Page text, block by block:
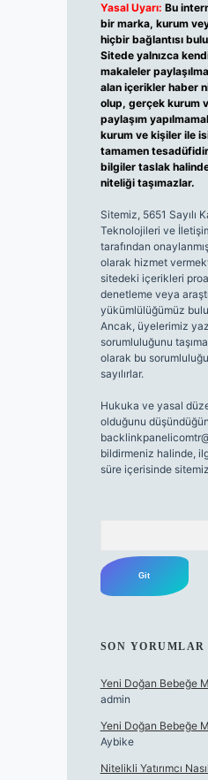
Yasal Uyarı: Bu
bir marka, kurum
hiçbir bağlantısı
Sitede yalnızca kendi
makaleler
alan içerikler haber
olup, gerçek kurum
paylaşım
kurum ve kişiler ile
tamamen
bilgiler taslak
niteliği taşımazlar.
Sitemiz, 5651 Sayılı
Teknolojileri ve
tarafından
olarak hizmet
sitedeki içerikleri
denetleme veya
yükümlülüğümüz
Ancak, üyelerimiz
sorumluluğunu
olarak bu
sayılırlar.
Hukuka ve yasal
olduğunu
bildirmeniz halinde,
süre içerisinde
SON YORUMLAR
Yeni Doğan Bebeğe
admin
Yeni Doğan Bebeğe
Aybike
Nitelikli Yatırımcı